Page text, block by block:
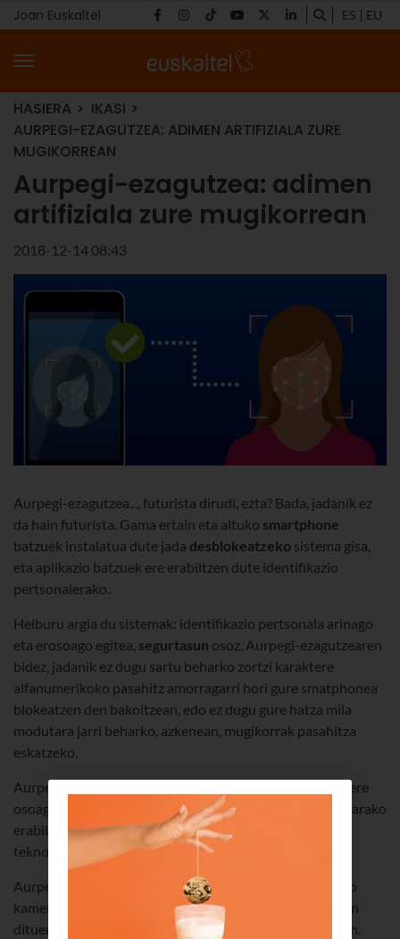
Joan Euskaltel ES EU
HASIERA
IKASI
AURPEGI-EZAGUTZEA: ADIMEN ARTIFIZIALA ZURE
MUGIKORREAN
Aurpegi-ezagutzea: adimen
artifiziala zure mugikorrean
2018-12-14 08:43
Aurpegi-ezagutzea..., futurista dirudi, ezta? Bada, jadanik ez
da hain futurista. Gama ertain eta altuko smartphone
batzuek instalatua dute jada desblokeatzeko sistema gisa,
eta aplikazio batzuek ere erabiltzen dute identifikazio
pertsonalerako.
Helburu argia du sistemak: identifikazio pertsonala arinago
eta erosoago egitea, segurtasun osoz. Aurpegi-ezagutzearen
bidez, jadanik ez dugu sartu beharko zortzi karaktere
alfanumerikoko pasahitz amorragarri hori gure smatphonea
blokeatzen den bakoitzean, edo ez dugu gure hatza mila
modutara jarri beharko, azkenean, mugikorrak pasahitza
eskatzeko.
Aurpegi-ezagutzearen sistema, ordea, hori baino askoz ere
osoagoa da. Badakizu nola funtzionatzen duen? Eta zertarako
erabil daitekeen? Presta zaitez, luzaro iraungo duen
teknologia baita.
Aurpegi-ezagutzea softwarebat da, smartphone bateko
kameraren bidez pertsona batenhazpegiak
konparatzen
dituena biltegiratutako irudi digitalen
batekin.